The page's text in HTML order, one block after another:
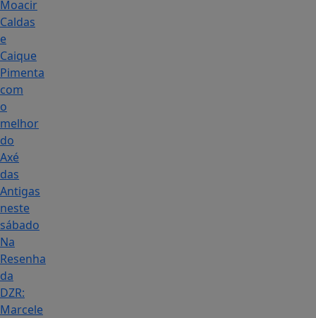
Moacir
Caldas
e
Caique
Pimenta
com
o
melhor
do
Axé
das
Antigas
neste
sábado
Na
Resenha
da
DZR:
Marcele